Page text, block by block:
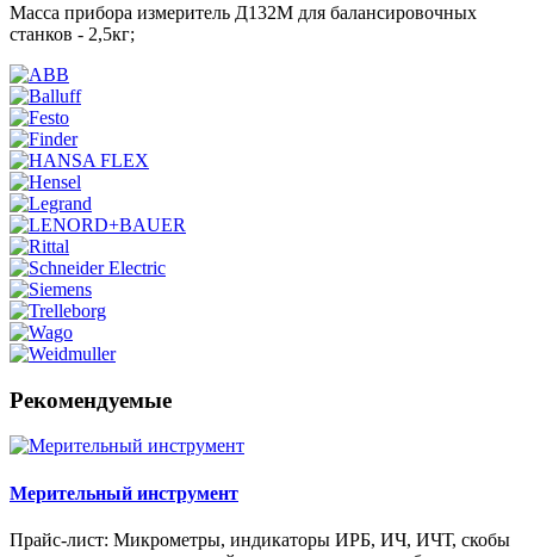
Масса прибора измеритель Д132М для балансировочных
станков - 2,5кг;
Рекомендуемые
Мерительный инструмент
Прайс-лист: Микрометры, индикаторы ИРБ, ИЧ, ИЧТ, скобы